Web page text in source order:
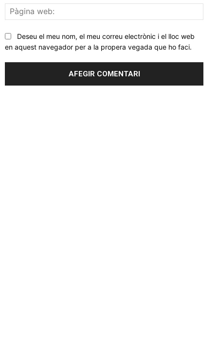
web:
Deseu el meu nom, el meu correu electrònic i el lloc web
en aquest navegador per a la propera vegada que ho faci.